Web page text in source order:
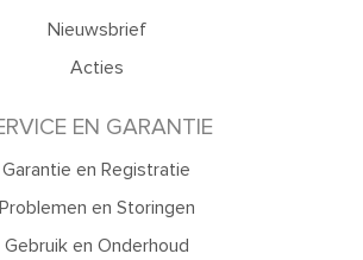
Nieuwsbrief
Acties
EN GARANTIE
Garantie en Registratie
Problemen en Storingen
Gebruik en Onderhoud